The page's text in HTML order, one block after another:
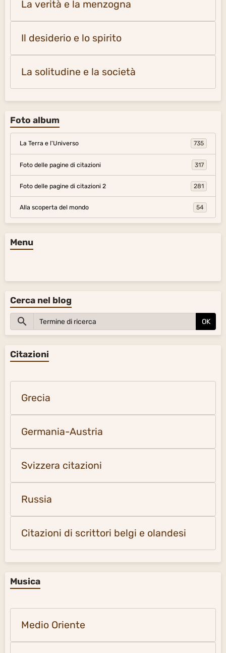
La verità e la menzogna
Il desiderio e lo spirito
La solitudine e la società
Foto album
La Terra e l'Universo 735
Foto delle pagine di citazioni 317
Foto delle pagine di citazioni 2 281
Alla scoperta del mondo 54
Menu
Cerca nel blog
OK
Citazioni
Grecia
Germania-Austria
Svizzera citazioni
Russia
Citazioni di scrittori belgi e olandesi
Musica
Medio Oriente